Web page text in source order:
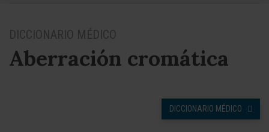
DICCIONARIO MÉDICO
Aberración cromática
DICCIONARIO MÉDICO